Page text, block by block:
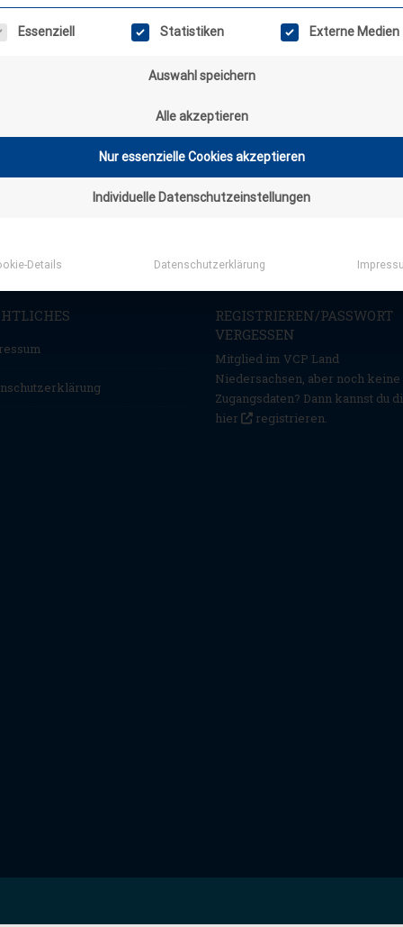
REGISTRIEREN/PASSWORT
VERGESSEN
Mitglied im VCP Land
Niedersachsen, aber noch keine
Zugangsdaten? Dann kannst du
hier
registrieren.
eine Liste der Service-Gruppen, für die eine Einwilligung erteilt
Essenziell Statistiken Externe Medien
Auswahl speichern
Alle akzeptieren
Nur essenzielle Cookies akzeptieren
Individuelle Datenschutzeinstellungen
Details Datenschutzerklärung